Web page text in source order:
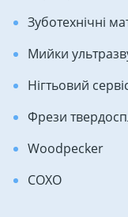
Зуботехнічні
Мийки
Нігтьовий
Фрези
Woodpecker
COXO